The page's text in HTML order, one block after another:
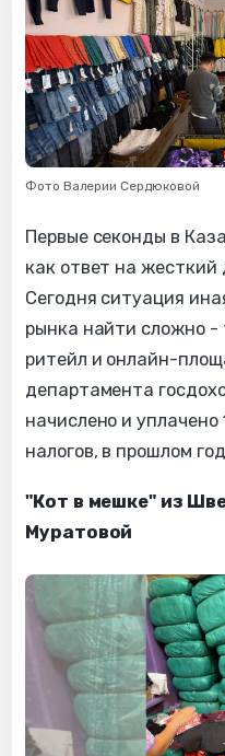
Фото Валерии Сердюковой
Первые секонды в
как ответ на
Сегодня ситуация
рынка найти сложно -
ритейл и онлайн-
департамента
начислено и уплачено
налогов, в прошлом
"Кот в мешке" из
Муратовой